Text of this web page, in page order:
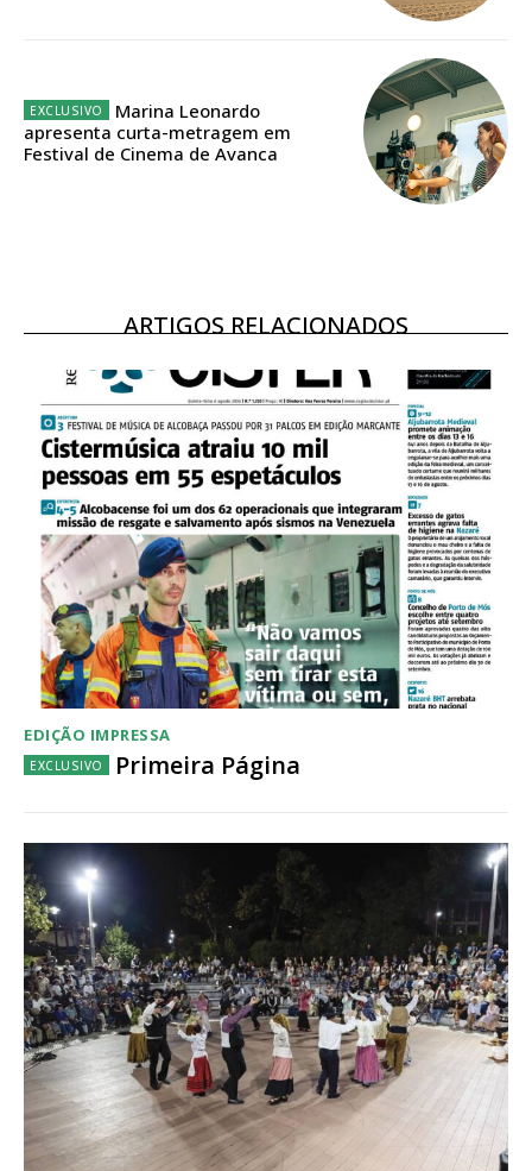
12 meses
Escolha o plano
Marina Leonardo
apresenta curta-metragem em
Festival de Cinema de Avanca
ARTIGOS RELACIONADOS
EDIÇÃO IMPRESSA
Primeira Página